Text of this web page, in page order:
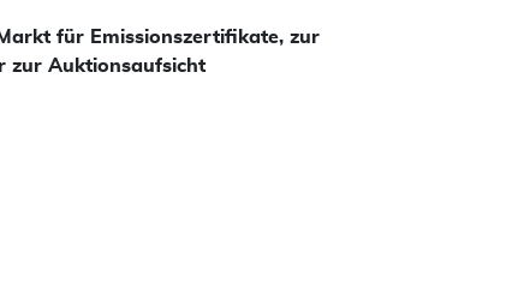
für Emissionszertifikate, zur
zur Auktionsaufsicht